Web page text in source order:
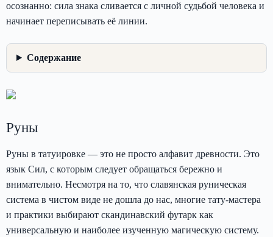
осознанно: сила знака сливается с личной судьбой человека и
начинает переписывать её линии.
Содержание
Руны
Руны в татуировке — это не просто алфавит древности. Это
язык Сил, с которым следует обращаться бережно и
внимательно. Несмотря на то, что славянская руническая
система в чистом виде не дошла до нас, многие тату-мастера
и практики выбирают скандинавский футарк как
универсальную и наиболее изученную магическую систему.